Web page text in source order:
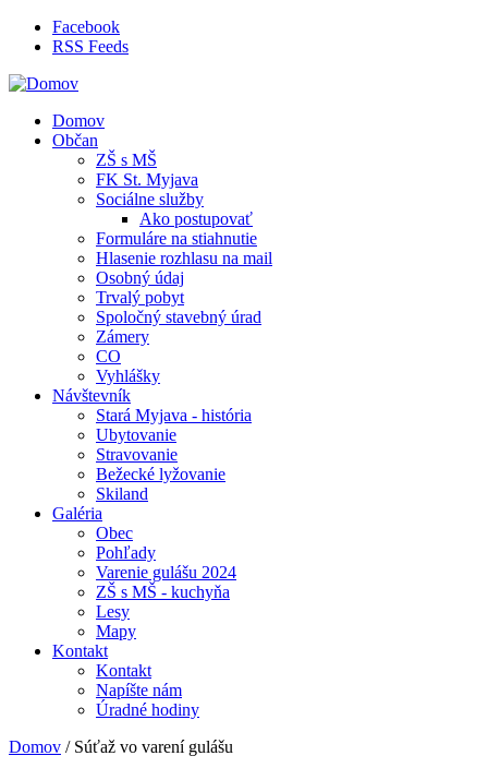
Skočiť na hlavný obsah
Facebook
RSS Feeds
Domov
Občan
ZŠ s MŠ
FK St. Myjava
Sociálne služby
Ako postupovať
Formuláre na stiahnutie
Hlasenie rozhlasu na mail
Osobný údaj
Trvalý pobyt
Spoločný stavebný úrad
Zámery
CO
Vyhlášky
Návštevník
Stará Myjava - história
Ubytovanie
Stravovanie
Bežecké lyžovanie
Skiland
Galéria
Obec
Pohľady
Varenie gulášu 2024
ZŠ s MŠ - kuchyňa
Lesy
Mapy
Kontakt
Kontakt
Napíšte nám
Úradné hodiny
Domov / Súťaž vo varení gulášu